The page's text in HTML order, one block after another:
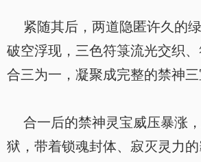
紧随其后，两道隐匿许久的
破空浮现，三色符箓流光交织
合三为一，凝聚成完整的禁神三
合一后的禁神灵宝威压暴涨
狱，带着锁魂封体、寂灭灵力的